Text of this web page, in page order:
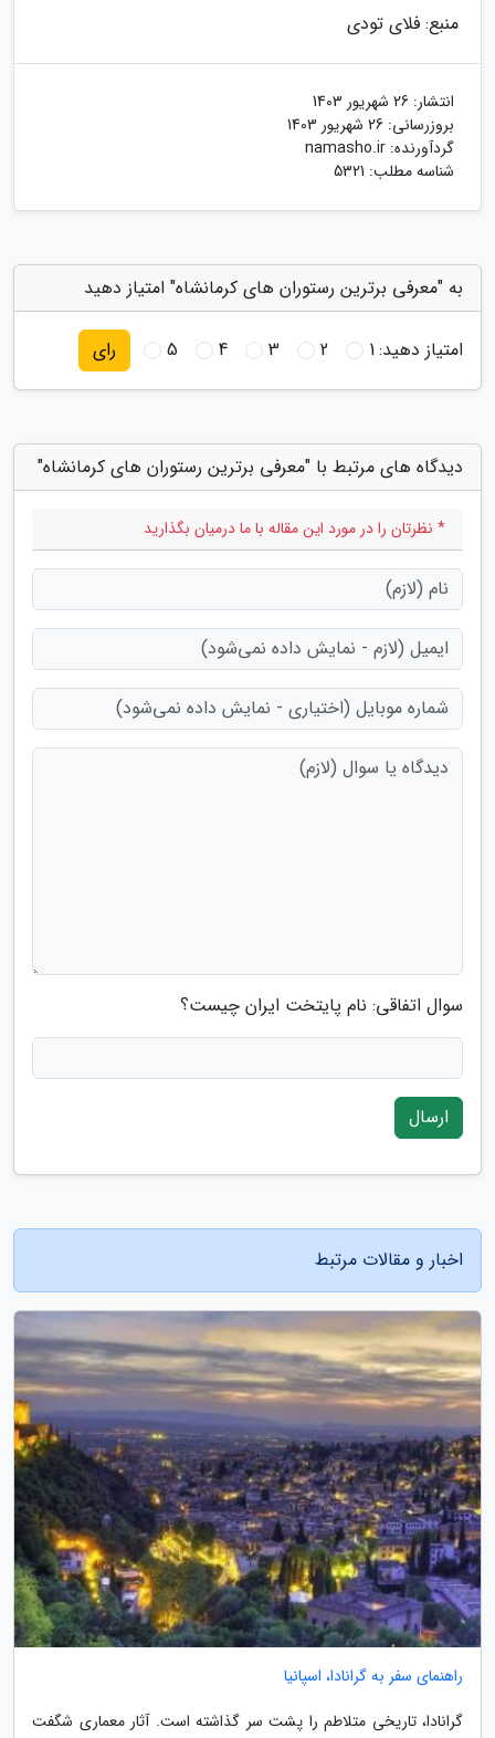
منبع: فلای تودی
انتشار: 26 شهریور 1403
بروزرسانی: 26 شهریور 1403
گردآورنده: namasho.ir
شناسه مطلب: 5321
به "معرفی برترین رستوران های کرمانشاه" امتیاز دهید
امتیاز دهید:1
2
3
4
5 رای
دیدگاه های مرتبط با "معرفی برترین رستوران های کرمانشاه"
* نظرتان را در مورد این مقاله با ما درمیان بگذارید
سوال اتفاقی: نام پایتخت ایران چیست؟
ارسال
اخبار و مقالات مرتبط
راهنمای سفر به گرانادا، اسپانیا
گرانادا، تاریخی متلاطم را پشت سر گذاشته است. آثار معماری شگفت